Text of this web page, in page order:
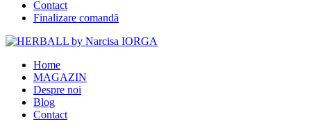
Contact
Finalizare comandă
Home
MAGAZIN
Despre noi
Blog
Contact